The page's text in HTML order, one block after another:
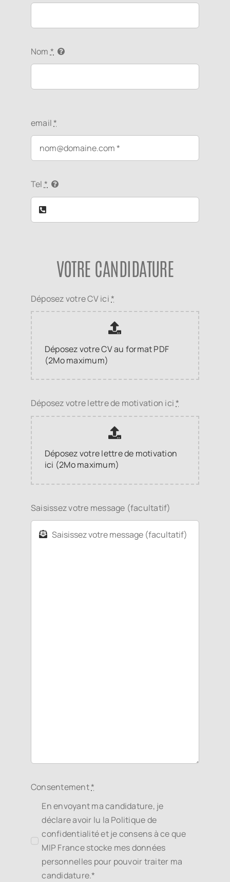
Nom *
email*
Tel*
VOTRE CANDIDATURE
Déposez votre CV ici*
Déposez votre CV au format PDF
(2Mo maximum)
Déposez votre lettre de motivation ici*
Déposez votre lettre de motivation
ici (2Mo maximum)
Saisissez votre message (facultatif)
Consentement*
En envoyant ma candidature, je
déclare avoir lu la Politique de
confidentialité et je consens à ce que
MIP France stocke mes données
personnelles pour pouvoir traiter ma
candidature.*